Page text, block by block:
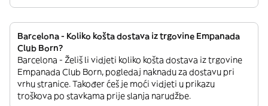
Barcelona - Koliko košta dostava iz trgovine Empanada
Club Born?
Barcelona - Želiš li vidjeti koliko košta dostava iz trgovine
Empanada Club Born, pogledaj naknadu za dostavu pri
vrhu stranice. Također ćeš je moći vidjeti u prikazu
troškova po stavkama prije slanja narudžbe.